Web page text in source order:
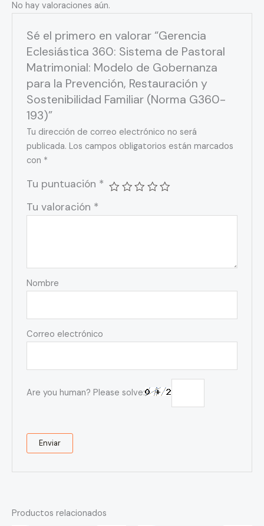
No hay valoraciones aún.
Sé el primero en valorar “Gerencia
Eclesiástica 360: Sistema de Pastoral
Matrimonial: Modelo de Gobernanza
para la Prevención, Restauración y
Sostenibilidad Familiar (Norma G360-
193)”
Tu dirección de correo electrónico no será
publicada. Los campos obligatorios están marcados
con *
Tu puntuación *
Tu valoración *
Nombre
Correo electrónico
Are you human? Please solve:
Productos relacionados